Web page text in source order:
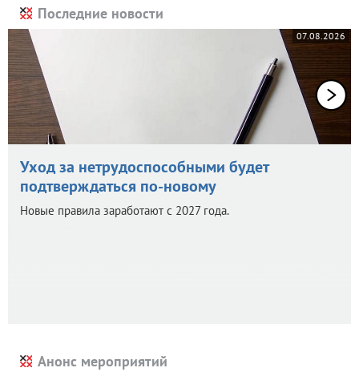
Последние новости
07.08.2026
Уход за нетрудоспособными будет
подтверждаться по-новому
Новые правила заработают с 2027 года.
Анонс мероприятий